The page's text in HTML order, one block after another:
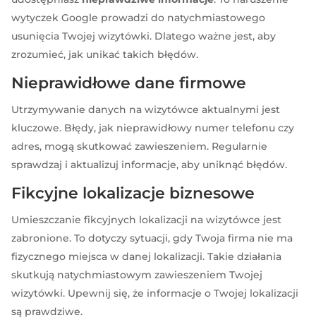
wytyczek Google prowadzi do natychmiastowego
usunięcia Twojej wizytówki. Dlatego ważne jest, aby
zrozumieć, jak unikać takich błędów.
Nieprawidłowe dane firmowe
Utrzymywanie danych na wizytówce aktualnymi jest
kluczowe. Błędy, jak nieprawidłowy numer telefonu czy
adres, mogą skutkować zawieszeniem. Regularnie
sprawdzaj i aktualizuj informacje, aby uniknąć błędów.
Fikcyjne lokalizacje biznesowe
Umieszczanie fikcyjnych lokalizacji na wizytówce jest
zabronione. To dotyczy sytuacji, gdy Twoja firma nie ma
fizycznego miejsca w danej lokalizacji. Takie działania
skutkują natychmiastowym zawieszeniem Twojej
wizytówki. Upewnij się, że informacje o Twojej lokalizacji
są prawdziwe.